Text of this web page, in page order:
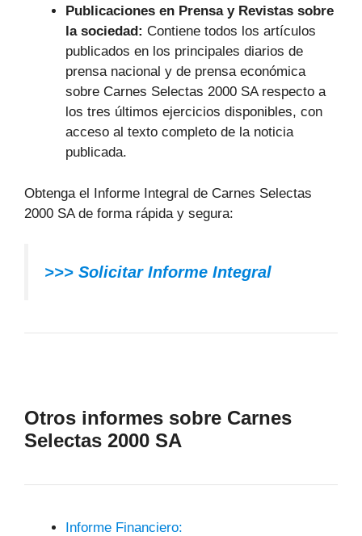
Publicaciones en Prensa y Revistas sobre
la sociedad: Contiene todos los artículos
publicados en los principales diarios de
prensa nacional y de prensa económica
sobre Carnes Selectas 2000 SA respecto a
los tres últimos ejercicios disponibles, con
acceso al texto completo de la noticia
publicada.
Obtenga el Informe Integral de Carnes Selectas
2000 SA de forma rápida y segura:
>>> Solicitar Informe Integral
Otros informes sobre Carnes
Selectas 2000 SA
Informe Financiero: